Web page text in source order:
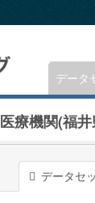
データ
医療機関(福
データセ